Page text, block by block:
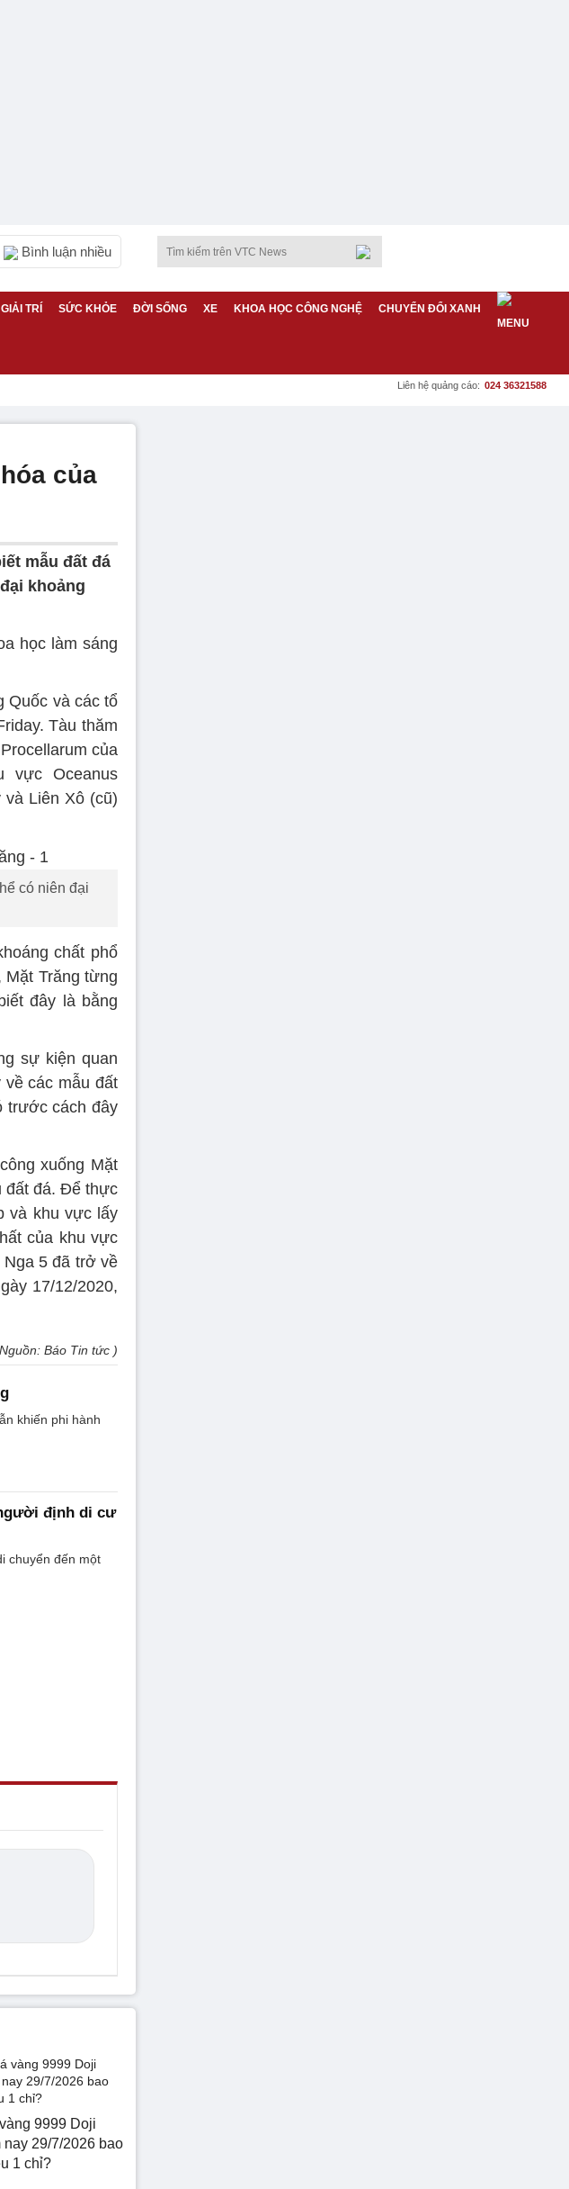
Bình luận nhiều
TRÍ SỨC KHỎE ĐỜI SỐNG XE KHOA HỌC CÔNG NGHỆ CHUYỂN ĐỔI XANH
Liên hệ quảng cáo: 024 36321588
của
mẫu đất đá
khoảng
học làm sáng
Quốc và các tổ
Tàu thăm
của
vực Oceanus
Liên Xô (cũ)
có niên đại
chất phổ
Mặt Trăng từng
đây là bằng
sự kiện quan
các mẫu đất
trước cách đây
xuống Mặt
đất đá. Để thực
và khu vực lấy
của khu vực
5 đã trở về
17/12/2020,
Báo Tin tức )
khiến phi hành
định di cư
chuyển đến một
9999 Doji
nay 29/7/2026 bao
1 chỉ?